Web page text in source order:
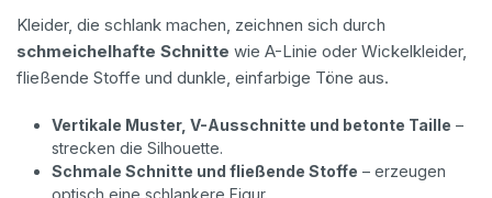
Kleider, die schlank machen, zeichnen sich durch
schmeichelhafte Schnitte wie A-Linie oder Wickelkleider,
fließende Stoffe und dunkle, einfarbige Töne aus.
Vertikale Muster, V-Ausschnitte und betonte Taille –
strecken die Silhouette.
Schmale Schnitte und fließende Stoffe – erzeugen